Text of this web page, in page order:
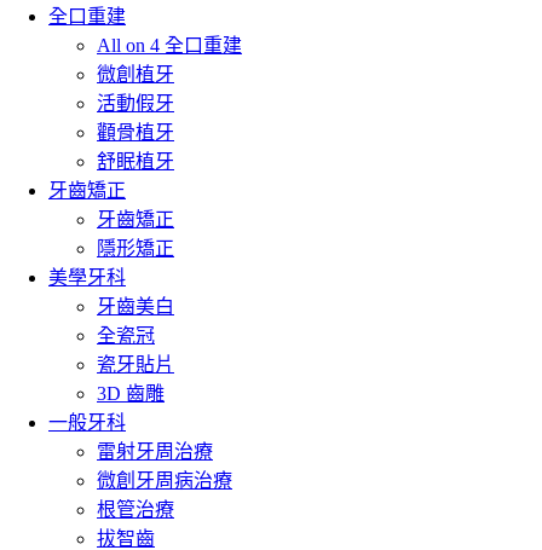
全口重建
All on 4 全口重建
微創植牙
活動假牙
顴骨植牙
舒眠植牙
牙齒矯正
牙齒矯正
隱形矯正
美學牙科
牙齒美白
全瓷冠
瓷牙貼片
3D 齒雕
一般牙科
雷射牙周治療
微創牙周病治療
根管治療
拔智齒